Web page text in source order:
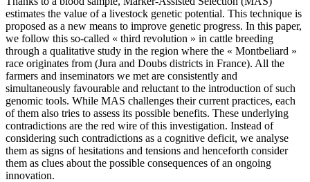
estimates the value of a livestock genetic potential. This technique is
proposed as a new means to improve genetic progress. In this paper,
we follow this so-called « third revolution » in cattle breeding
through a qualitative study in the region where the « Montbeliard »
race originates from (Jura and Doubs districts in France). All the
farmers and inseminators we met are consistently and
simultaneously favourable and reluctant to the introduction of such
genomic tools. While MAS challenges their current practices, each
of them also tries to assess its possible benefits. These underlying
contradictions are the red wire of this investigation. Instead of
considering such contradictions as a cognitive deficit, we analyse
them as signs of hesitations and tensions and henceforth consider
them as clues about the possible consequences of an ongoing
innovation.